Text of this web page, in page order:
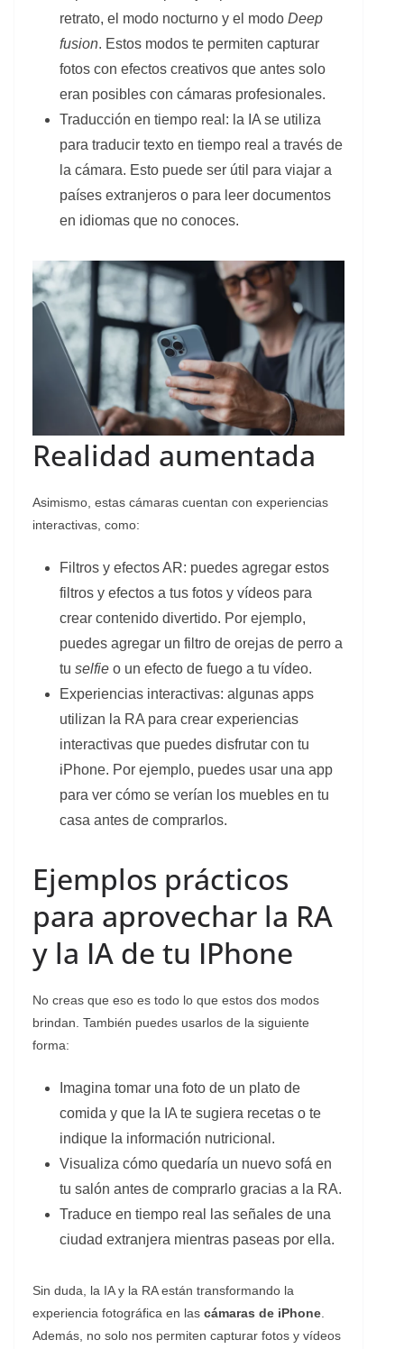
retrato, el modo nocturno y el modo Deep
fusion. Estos modos te permiten capturar
fotos con efectos creativos que antes solo
eran posibles con cámaras profesionales.
Traducción en tiempo real: la IA se utiliza
para traducir texto en tiempo real a través de
la cámara. Esto puede ser útil para viajar a
países extranjeros o para leer documentos
en idiomas que no conoces.
Realidad aumentada
Asimismo, estas cámaras cuentan con experiencias
interactivas, como:
Filtros y efectos AR: puedes agregar estos
filtros y efectos a tus fotos y vídeos para
crear contenido divertido. Por ejemplo,
puedes agregar un filtro de orejas de perro a
tu selfie o un efecto de fuego a tu vídeo.
Experiencias interactivas: algunas apps
utilizan la RA para crear experiencias
interactivas que puedes disfrutar con tu
iPhone. Por ejemplo, puedes usar una app
para ver cómo se verían los muebles en tu
casa antes de comprarlos.
Ejemplos prácticos
para aprovechar la RA
y la IA de tu IPhone
No creas que eso es todo lo que estos dos modos
brindan. También puedes usarlos de la siguiente
forma:
Imagina tomar una foto de un plato de
comida y que la IA te sugiera recetas o te
indique la información nutricional.
Visualiza cómo quedaría un nuevo sofá en
tu salón antes de comprarlo gracias a la RA.
Traduce en tiempo real las señales de una
ciudad extranjera mientras paseas por ella.
Sin duda, la IA y la RA están transformando la
experiencia fotográfica en las cámaras de iPhone
Además, no solo nos permiten capturar fotos y vídeos